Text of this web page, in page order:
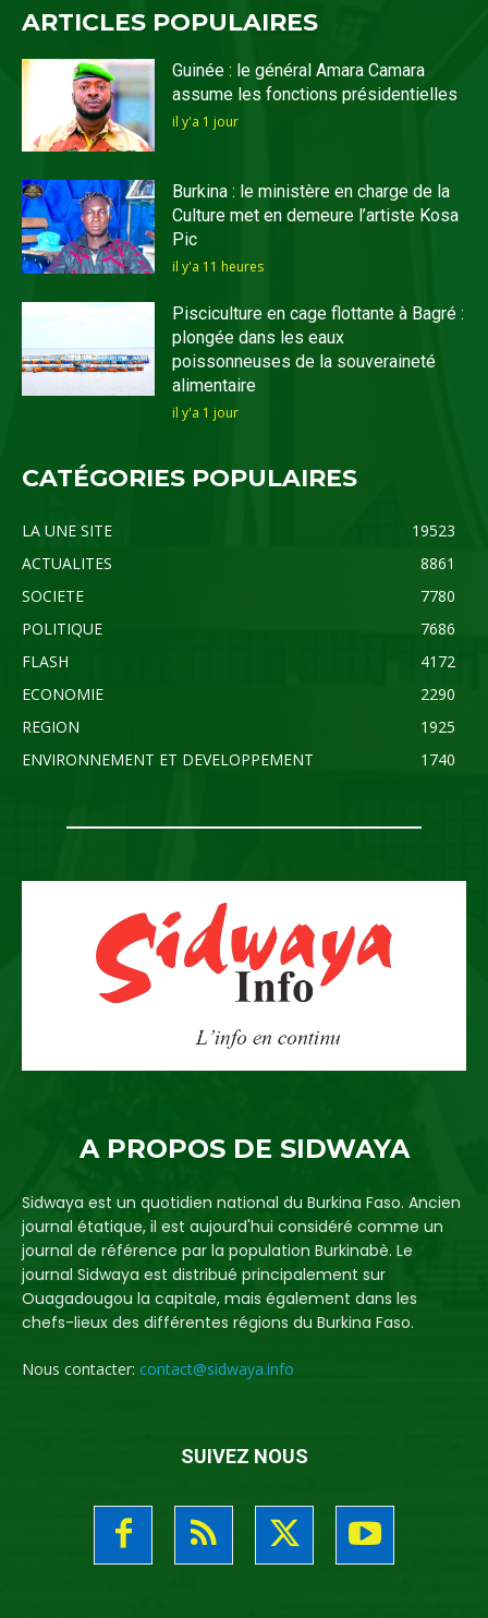
ARTICLES POPULAIRES
Guinée : le général Amara Camara
assume les fonctions présidentielles
il y'a 1 jour
Burkina : le ministère en charge de la
Culture met en demeure l’artiste Kosa
Pic
il y'a 11 heures
Pisciculture en cage flottante à Bagré :
plongée dans les eaux
poissonneuses de la souveraineté
alimentaire
il y'a 1 jour
CATÉGORIES POPULAIRES
LA UNE SITE
19523
ACTUALITES
8861
SOCIETE
7780
POLITIQUE
7686
FLASH
4172
ECONOMIE
2290
REGION
1925
ENVIRONNEMENT ET DEVELOPPEMENT
1740
A PROPOS DE SIDWAYA
Sidwaya est un quotidien national du Burkina Faso. Ancien
journal étatique, il est aujourd'hui considéré comme un
journal de référence par la population Burkinabè. Le
journal Sidwaya est distribué principalement sur
Ouagadougou la capitale, mais également dans les
chefs-lieux des différentes régions du Burkina Faso.
Nous contacter: contact@sidwaya.info
SUIVEZ NOUS